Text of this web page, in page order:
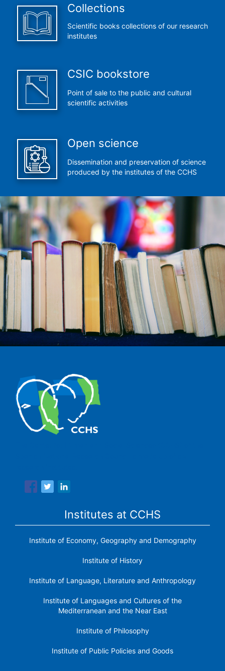
Collections
Scientific books collections of our research
institutes
CSIC bookstore
Point of sale to the public and cultural
scientific activities
Open science
Dissemination and preservation of science
produced by the institutes of the CCHS
Institutes at CCHS
Institute of Economy, Geography and Demography
Institute of History
Institute of Language, Literature and Anthropology
Institute of Languages ​​and Cultures of the
Mediterranean and the Near East
Institute of Philosophy
Institute of Public Policies and Goods